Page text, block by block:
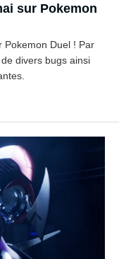
sur Pokemon
Pokemon Duel ! Par
divers bugs ainsi